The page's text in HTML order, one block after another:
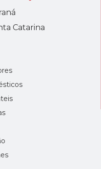
Catarina